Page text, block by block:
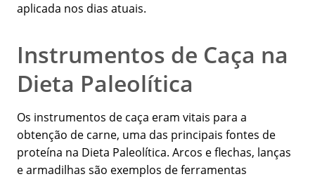
aplicada nos dias atuais.
Instrumentos de Caça na
Dieta Paleolítica
Os instrumentos de caça eram vitais para a
obtenção de carne, uma das principais fontes de
proteína na Dieta Paleolítica. Arcos e flechas, lanças
e armadilhas são exemplos de ferramentas